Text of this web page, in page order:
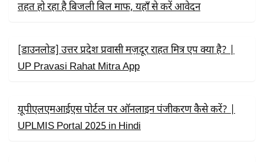
तहत हो रहा है बिजली बिल माफ, यहाँ से करें आवेदन
[डाउनलोड] उत्तर प्रदेश प्रवासी मज़दूर राहत मित्र एप क्या है? |
UP Pravasi Rahat Mitra App
यूपीएलएमआईएस पोर्टल पर ऑनलाइन पंजीकरण कैसे करें? |
UPLMIS Portal 2025 in Hindi